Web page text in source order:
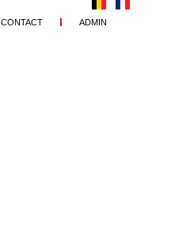
CONTACT ADMIN